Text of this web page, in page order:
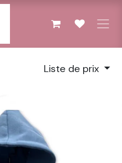
Liste de prix